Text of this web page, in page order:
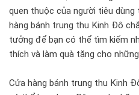
quen thuộc của người tiêu
hàng bánh trung thu Kinh Đô
tưởng để bạn có thể tìm kiếm
thích và làm quà tặng cho
Cửa hàng bánh trung thu Kinh